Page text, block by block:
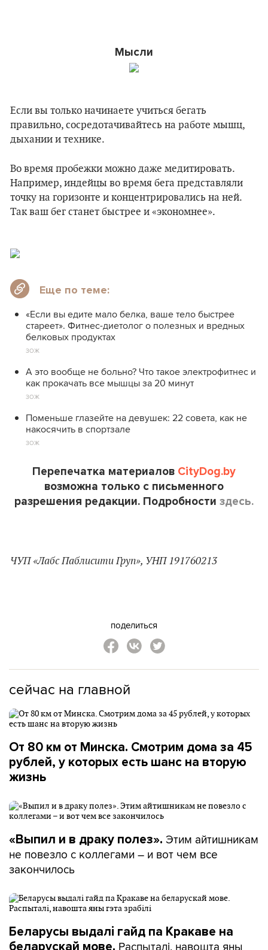
Мысли
Если вы только начинаете учиться бегать
правильно, сосредотачивайтесь на работе мышц,
дыхании и технике.
Во время пробежки можно даже медитировать.
Например, индейцы во время бега представляли
точку на горизонте и концентрировались на ней.
Так ваш бег станет быстрее и «экономнее».
Еще по теме:
«Если вы едите мало белка, ваше тело быстрее
стареет». Фитнес-диетолог о полезных и вредных
белковых продуктах
ЗОЖ
А это вообще не больно? Что такое электрофитнес и
как прокачать все мышцы за 20 минут
ЗОЖ
Поменьше глазейте на девушек: 22 совета, как не
накосячить в спортзале
ЗОЖ
Перепечатка материалов CityDog.by
возможна только с письменного
разрешения редакции. Подробности здесь.
ЧУП «Лабс Паблисити Груп», УНП 191760213
поделиться
сейчас на главной
От 80 км от Минска. Смотрим дома за 45
рублей, у которых есть шанс на вторую
жизнь
«Выпил и в драку полез». Этим айтишникам
не повезло с коллегами – и вот чем все
закончилось
Беларусы выдалі гайд па Кракаве на
беларускай мове. Распыталі, навошта яны